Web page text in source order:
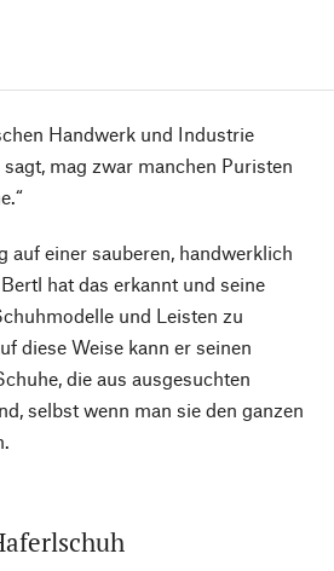
Handwerk und Industrie
mag zwar manchen Puristen
auf einer sauberen, handwerklich
hat das erkannt und seine
und Leisten zu
diese Weise kann er seinen
die aus ausgesuchten
selbst wenn man sie den ganzen